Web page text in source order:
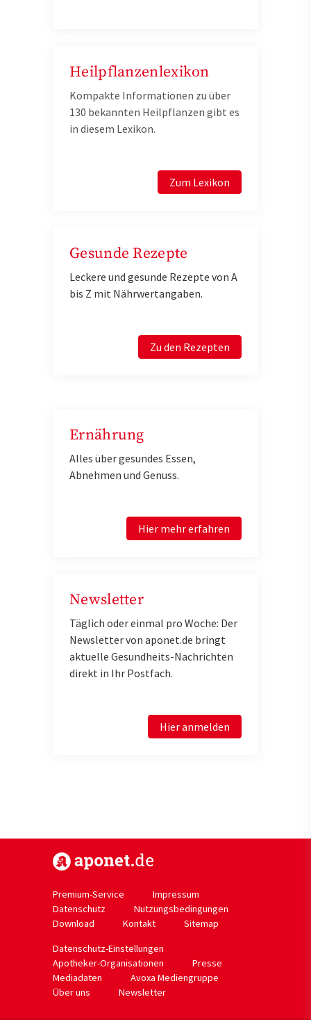
Heilpflanzenlexikon
Kompakte Informationen zu über
130 bekannten Heilpflanzen gibt es
in diesem Lexikon.
Zum Lexikon
Gesunde Rezepte
Leckere und gesunde Rezepte von A
bis Z mit Nährwertangaben.
Zu den Rezepten
Ernährung
Alles über gesundes Essen,
Abnehmen und Genuss.
Hier mehr erfahren
Newsletter
Täglich oder einmal pro Woche: Der
Newsletter von aponet.de bringt
aktuelle Gesundheits-Nachrichten
direkt in Ihr Postfach.
Hier anmelden
Premium-Service
Impressum
Datenschutz
Nutzungsbedingungen
Download
Kontakt
Sitemap
Datenschutz-Einstellungen
Apotheker-Organisationen
Presse
Mediadaten
Avoxa Mediengruppe
Über uns
Newsletter